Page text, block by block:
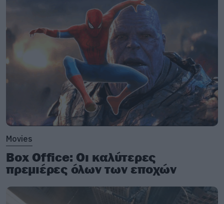
Movies
Box Office: Οι καλύτερες
πρεμιέρες όλων των εποχών